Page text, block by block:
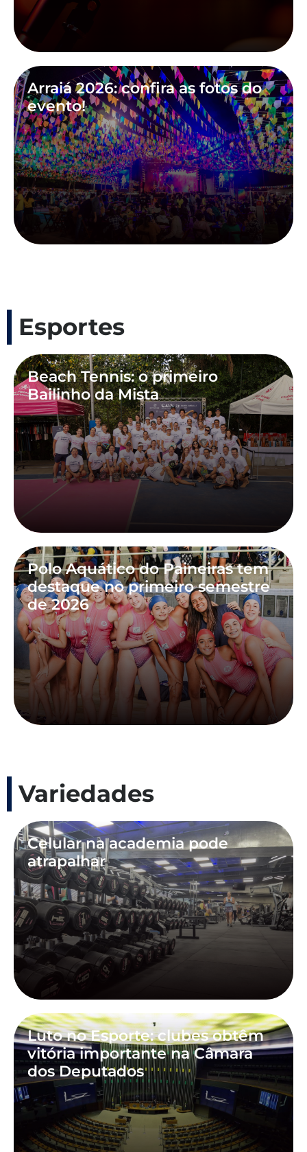
Arraiá 2026: confira as fotos do
evento!
Esportes
Beach Tennis: o primeiro
Bailinho da Mista
Polo Aquático do Paineiras tem
destaque no primeiro semestre
de 2026
Variedades
Celular na academia pode
atrapalhar
Luto no Esporte: clubes obtêm
vitória importante na Câmara
dos Deputados